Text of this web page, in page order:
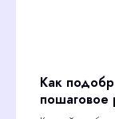
Как
пошаговое